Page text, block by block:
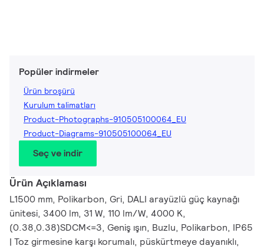
Popüler indirmeler
Ürün broşürü
Kurulum talimatları
Product-Photographs-910505100064_EU
Product-Diagrams-910505100064_EU
Seç ve indir
Ürün Açıklaması
L1500 mm, Polikarbon, Gri, DALI arayüzlü güç kaynağı
ünitesi, 3400 lm, 31 W, 110 lm/W, 4000 K,
(0.38,0.38)SDCM<=3, Geniş ışın, Buzlu, Polikarbon, IP65
| Toz girmesine karşı korumalı, püskürtmeye dayanıklı,